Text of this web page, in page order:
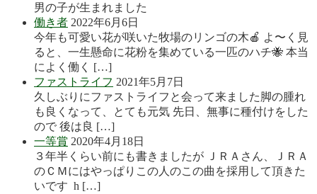
男の子が生まれました
働き者 2022年6月6日
今年も可愛い花が咲いた牧場のリンゴの木🍎 よ〜く見
ると、一生懸命に花粉を集めている一匹のハチ🐝 本当
によく働く […]
ファストライフ 2021年5月7日
久しぶりにファストライフと会って来ました脚の腫れ
も良くなって、とても元気 先日、無事に種付けをした
ので 後は良 […]
一等賞 2020年4月18日
３年半くらい前にも書きましたが ＪＲＡさん、ＪＲＡ
のＣＭにはやっぱりこの人のこの曲を採用して頂きた
いです h […]